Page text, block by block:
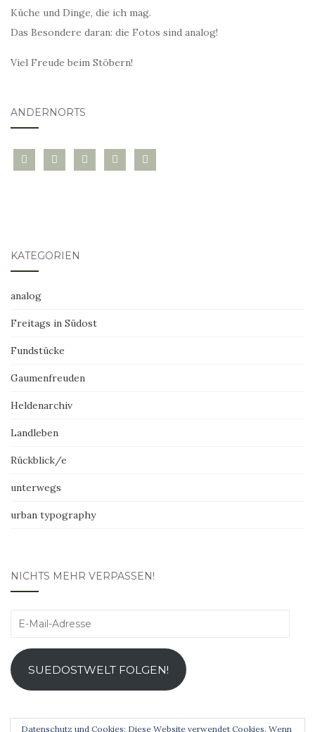
Küche und Dinge, die ich mag.
Das Besondere daran: die Fotos sind analog!
Viel Freude beim Stöbern!
ANDERNORTS
bloglovininstagramtwitter pinterest
mail
KATEGORIEN
analog
Freitags in Südost
Fundstücke
Gaumenfreuden
Heldenarchiv
Landleben
Rückblick/e
unterwegs
urban typography
NICHTS MEHR VERPASSEN!
E-
Adresse
SUEDOSTWELT FOLGEN!
Datenschutz und Cookies: Diese Website verwendet Cookies. Wenn